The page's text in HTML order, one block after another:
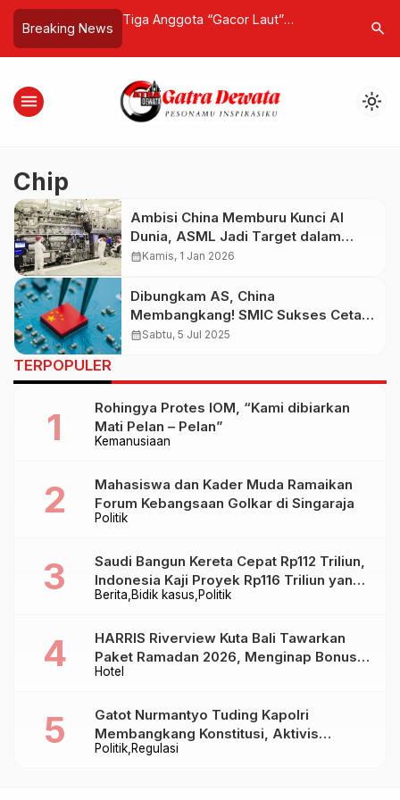
Breaking News
Saudi Tampil
Adat Bali
Dewata
Tiga Anggota “Gacor Laut”
Bawa Pulang Tangkapan Melimpah
search
menu light_mode
Chip
Ambisi China Memburu Kunci AI
Dunia, ASML Jadi Target dalam
Perang Sunyi Teknologi Global
calendar_monthKamis, 1 Jan 2026
Dibungkam AS, China
Membangkang! SMIC Sukses Cetak
Chip 5nm Tanpa Teknologi EUV
calendar_monthSabtu, 5 Jul 2025
TERPOPULER
Kemanusiaan
Rohingya Protes IOM, “Kami dibiarkan
Mati Pelan – Pelan”
Politik
Mahasiswa dan Kader Muda Ramaikan
Forum Kebangsaan Golkar di Singaraja
Berita Bidik kasus Politik
Saudi Bangun Kereta Cepat Rp112 Triliun,
Indonesia Kaji Proyek Rp116 Triliun yang
Baru Sampai Bandung
Hotel
HARRIS Riverview Kuta Bali Tawarkan
Paket Ramadan 2026, Menginap Bonus
Takjil hingga Bukber Mulai Rp88.888
Politik Regulasi
Gatot Nurmantyo Tuding Kapolri
Membangkang Konstitusi, Aktivis
Tegaskan Polri Tak Punya Sejarah